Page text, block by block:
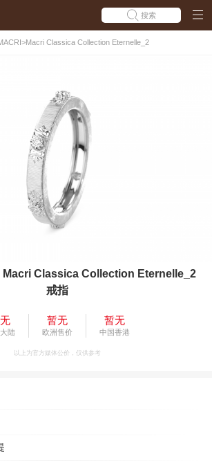
搜索
>Macri Classica Collection Eternelle_2
Macri Classica Collection Eternelle_2
戒指
陆
暂无
欧洲售价
暂无
中国香港
以上为官方媒体公价，仅供参考